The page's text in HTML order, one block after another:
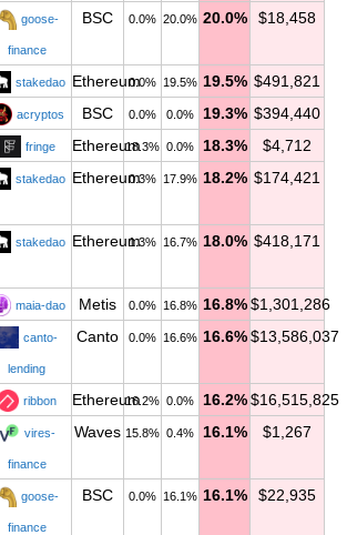
goose-
finance
BSC 0.0% 20.0% 20.0% $18,458
stakedao Ethereum0.0% 19.5% 19.5% $491,821
acryptos BSC 0.0% 0.0% 19.3% $394,440
fringe Ethereum18.3% 0.0% 18.3% $4,712
stakedao Ethereum0.3% 17.9% 18.2% $174,421
stakedao Ethereum1.3% 16.7% 18.0% $418,171
maia-dao Metis 0.0% 16.8% 16.8% $1,301,286
canto-
lending
Canto 0.0% 16.6% 16.6% $13,586,037
ribbon Ethereum16.2% 0.0% 16.2% $16,515,825
vires-
finance
Waves 15.8% 0.4% 16.1% $1,267
goose-
finance
BSC 0.0% 16.1% 16.1% $22,935